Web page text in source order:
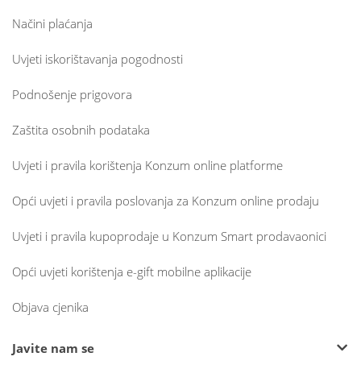
Načini plaćanja
Uvjeti iskorištavanja pogodnosti
Podnošenje prigovora
Zaštita osobnih podataka
Uvjeti i pravila korištenja Konzum online platforme
Opći uvjeti i pravila poslovanja za Konzum online prodaju
Uvjeti i pravila kupoprodaje u Konzum Smart prodavaonici
Opći uvjeti korištenja e-gift mobilne aplikacije
Objava cjenika
Javite nam se